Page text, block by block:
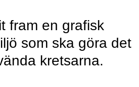
fram en grafisk
som ska göra det
kretsarna.